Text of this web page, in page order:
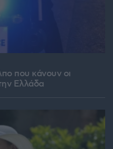
που κάνουν οι
Ελλάδα